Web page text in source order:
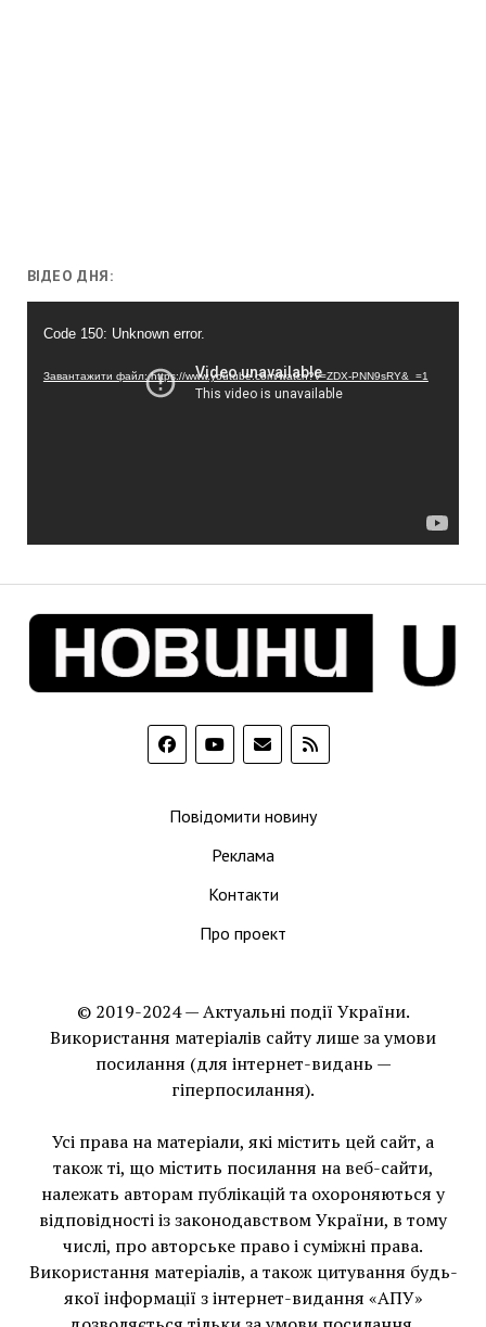
ВІДЕО ДНЯ:
Code 150: Unknown error.
Завантажити файл: https://www.youtube.com/watch?v=ZDX-PNN9sRY&_=1
Повідомити новину
Реклама
Контакти
Про проект
© 2019-2024 — Актуальні події України.
Використання матеріалів сайту лише за умови
посилання (для інтернет-видань —
гіперпосилання).
Усі права на матеріали, які містить цей сайт, а
також ті, що мiстить посилання на веб-сайти,
належать авторам публікацій та охороняються у
відповідності із законодавством України, в тому
числі, про авторське право і суміжні права.
Використання матерiалiв, а також цитування будь-
якої інформації з інтернет-видання «АПУ»